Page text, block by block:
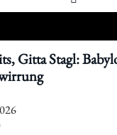
Gitta Stagl: